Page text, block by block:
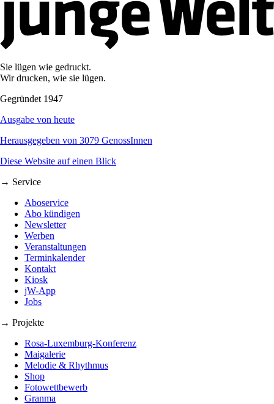
Sie lügen wie gedruckt.
Wir drucken, wie sie lügen.
Gegründet 1947
Ausgabe von heute
Herausgegeben von 3079 GenossInnen
Diese Website auf einen Blick
→ Service
Aboservice
Abo kündigen
Newsletter
Werben
Veranstaltungen
Terminkalender
Kontakt
Kiosk
jW-App
Jobs
→ Projekte
Rosa-Luxemburg-Konferenz
Maigalerie
Melodie & Rhythmus
Shop
Fotowettbewerb
Granma